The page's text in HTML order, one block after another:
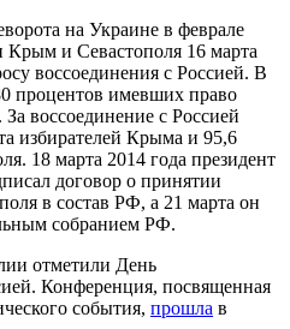
на Украине в феврале
Крым и Севастополя 16 марта
воссоединения с Россией. В
процентов имевших право
воссоединение с Россией
избирателей Крыма и 95,6
18 марта 2014 года президент
договор о принятии
в состав РФ, а 21 марта он
собранием РФ.
отметили День
Конференция, посвященная
события, прошла в